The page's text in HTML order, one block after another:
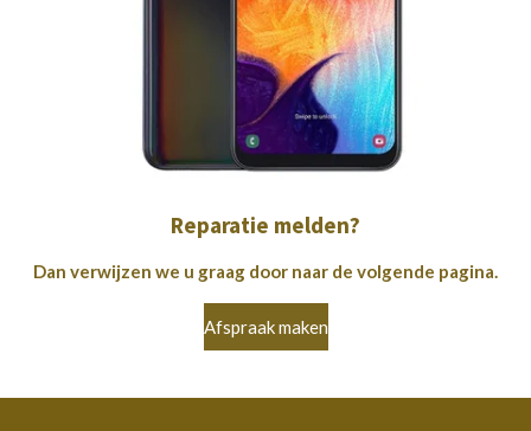
Reparatie melden?
Dan verwijzen we u graag door naar de volgende pagina.
Afspraak maken